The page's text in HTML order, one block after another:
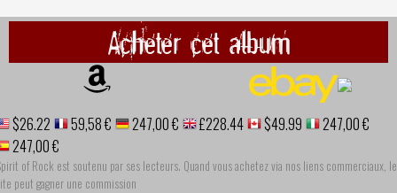
Acheter cet album
$26.22 59,58 € 247,00 € £228.44 $49.99
247,00 €
247,00 €
of Rock est soutenu par ses lecteurs. Quand vous achetez via nos liens commerciaux, le
peut gagner une commission